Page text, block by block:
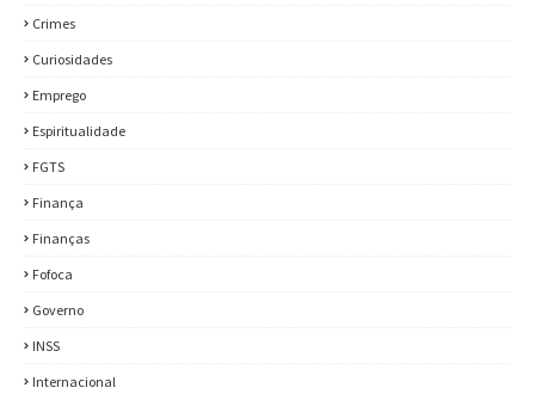
Crimes
Curiosidades
Emprego
Espiritualidade
FGTS
Finança
Finanças
Fofoca
Governo
INSS
Internacional